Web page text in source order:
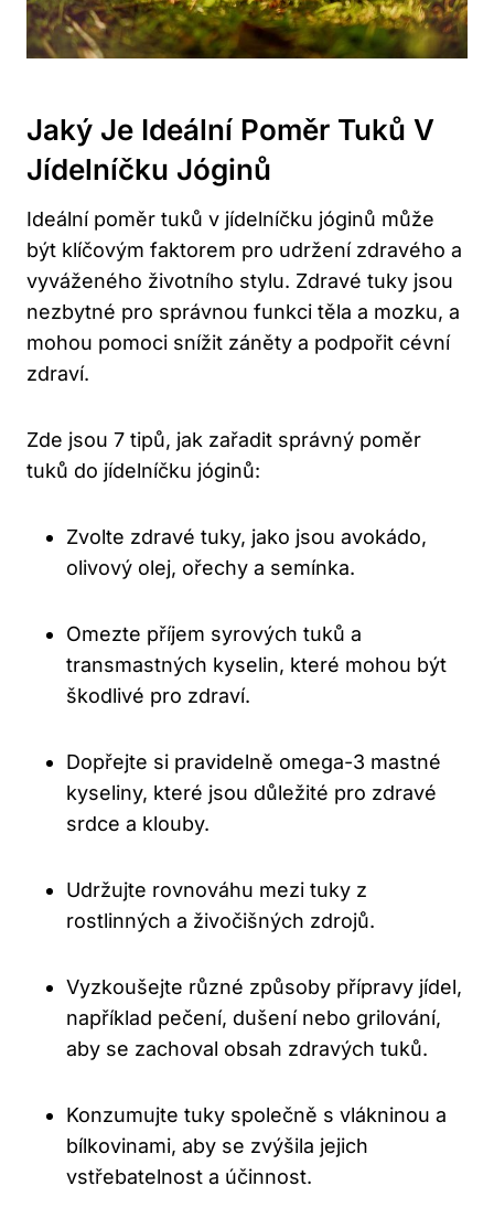
Jaký Je Ideální Poměr Tuků V
Jídelníčku Jóginů
Ideální poměr tuků v jídelníčku jóginů může
být klíčovým faktorem pro udržení zdravého a
vyváženého životního stylu. Zdravé tuky jsou
nezbytné pro správnou funkci těla a mozku, a
mohou pomoci snížit záněty a podpořit cévní
zdraví.
Zde jsou 7 tipů, jak zařadit správný poměr
tuků do jídelníčku jóginů:
Zvolte zdravé tuky, jako jsou avokádo,
olivový olej, ořechy a semínka.
Omezte příjem syrových tuků a
transmastných kyselin, které mohou být
škodlivé pro zdraví.
Dopřejte si pravidelně omega-3 mastné
kyseliny, které jsou důležité pro zdravé
srdce a klouby.
Udržujte rovnováhu mezi tuky z
rostlinných a živočišných zdrojů.
Vyzkoušejte různé způsoby přípravy jídel,
například pečení, dušení nebo grilování,
aby se zachoval obsah zdravých tuků.
Konzumujte tuky společně s vlákninou a
bílkovinami, aby se zvýšila jejich
vstřebatelnost a účinnost.